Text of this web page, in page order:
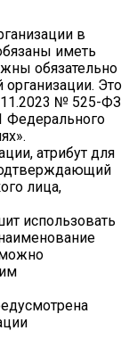
в
иметь
обязательно
Это
№ 525-ФЗ
Федерального
атрибут для
лица,
использовать